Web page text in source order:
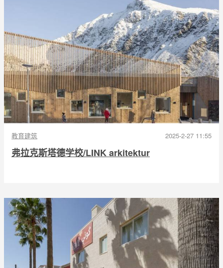
教育建筑 2025-2-27 11:55
弗拉克斯塔德学校/LINK arkitektur